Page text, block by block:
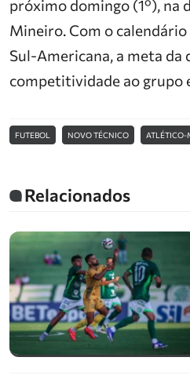
próximo domingo (1º), na
Mineiro. Com o
Sul-Americana, a meta
competitividade ao grupo
FUTEBOL NOVO TÉCNICO ATLÉTICO-
Relacionados